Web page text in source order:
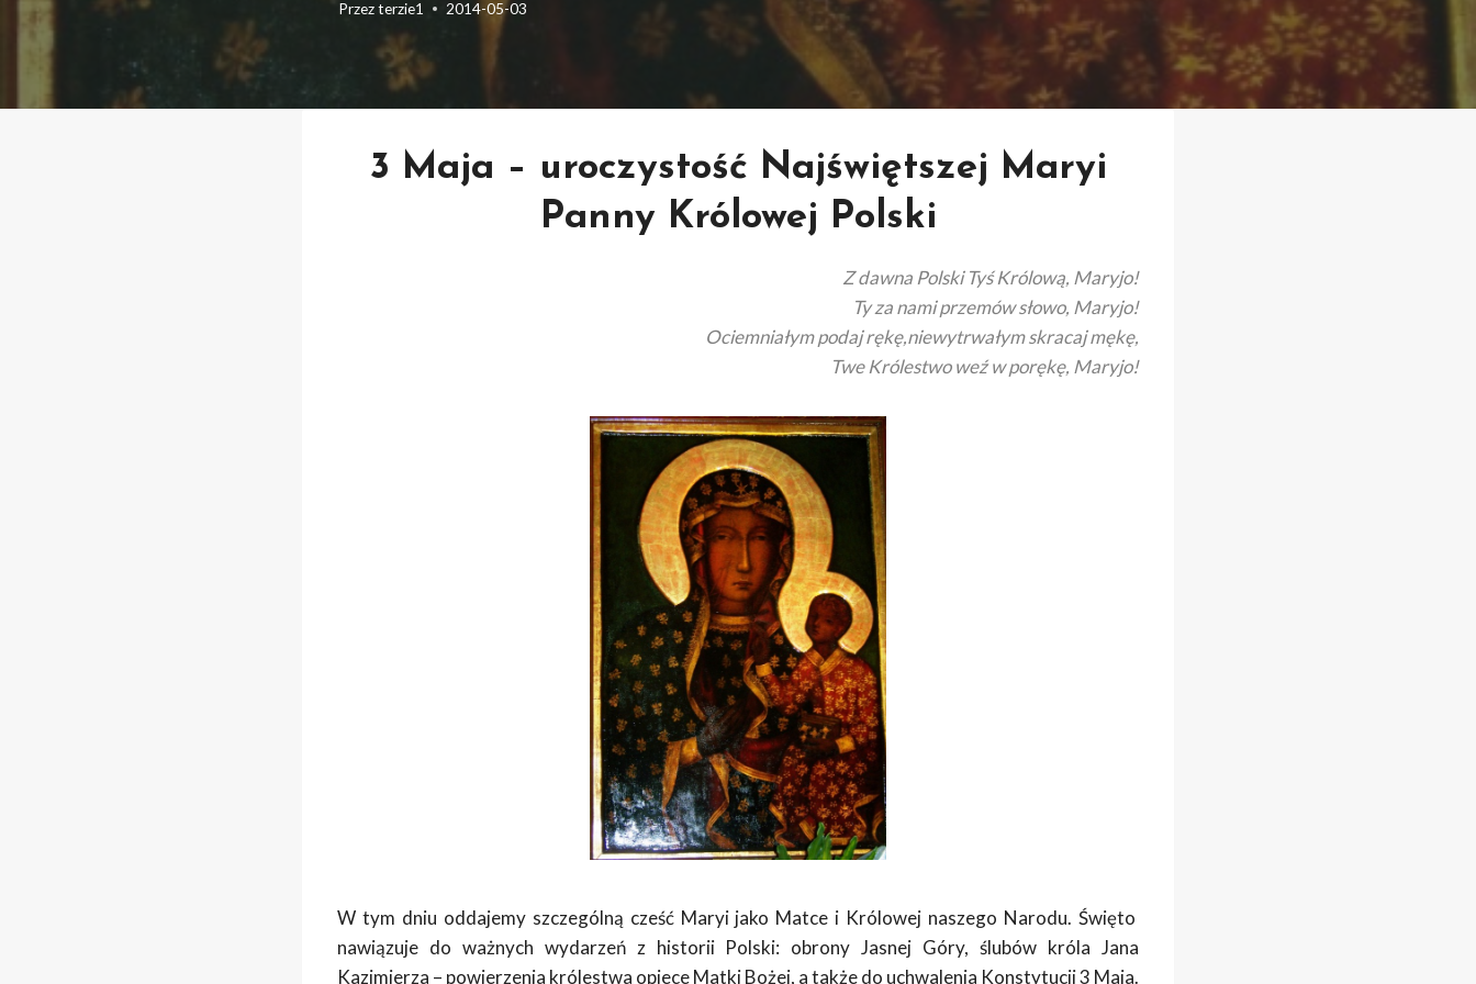
Przezterzie1 2014-05-03
3 Maja – uroczystość Najświętszej Maryi
Panny Królowej Polski
Z dawna Polski Tyś Królową, Maryjo!
Ty za nami przemów słowo, Maryjo!
Ociemniałym podaj rękę,niewytrwałym skracaj mękę,
Twe Królestwo weź w porękę, Maryjo!
W tym dniu oddajemy szczególną cześć Maryi jako Matce i Królowej naszego Narodu. Święto
nawiązuje do ważnych wydarzeń z historii Polski: obrony Jasnej Góry, ślubów króla Jana
Kazimierza – powierzenia królestwa opiece Matki Bożej, a także do uchwalenia Konstytucji 3 Maja.